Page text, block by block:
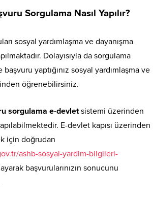
Sorgulama Nasıl Yapılır?
sosyal yardımlaşma ve dayanışma
Dolayısıyla da sorgulama
yaptığınız sosyal yardımlaşma ve
öğrenebilirsiniz.
sorgulama e-devletsistemi üzerinden
E-devlet kapısı üzerinden
için doğrudan
ashb-sosyal-yardim-bilgileri-
başvurularınızın sonucunu